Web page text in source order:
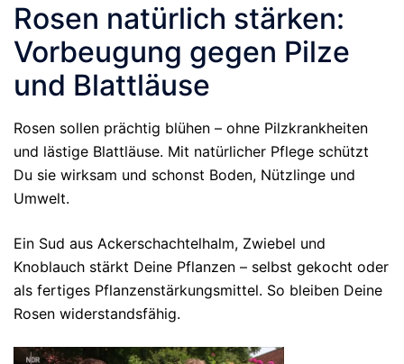
Rosen natürlich stärken:
Vorbeugung gegen Pilze
und Blattläuse
Rosen sollen prächtig blühen – ohne Pilzkrankheiten
und lästige Blattläuse. Mit natürlicher Pflege schützt
Du sie wirksam und schonst Boden, Nützlinge und
Umwelt.
Ein Sud aus Ackerschachtelhalm, Zwiebel und
Knoblauch stärkt Deine Pflanzen – selbst gekocht oder
als fertiges Pflanzenstärkungsmittel. So bleiben Deine
Rosen widerstandsfähig.